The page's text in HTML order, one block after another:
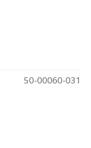
50-00060-031